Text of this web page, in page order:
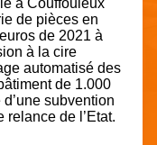
de pièces en
de 2021 à
à la cire
automatisé des
de 1.000
subvention
relance de l’Etat.